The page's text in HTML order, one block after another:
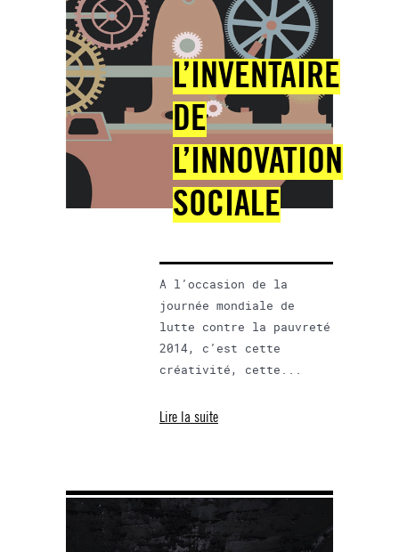
L’INVENTAIRE
DE
L’INNOVATION
SOCIALE
A l’occasion de la
journée mondiale de
lutte contre la pauvreté
2014, c’est cette
créativité, cette...
Lire la suite